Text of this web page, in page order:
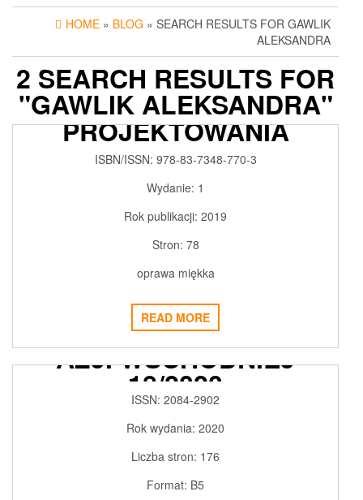
HOME » BLOG » SEARCH RESULTS FOR GAWLIK
ALEKSANDRA
2 SEARCH RESULTS FOR
"GAWLIK ALEKSANDRA"
PODSTAWY
KOMPUTEROWEGO
WSPOMAGANIA
PROJEKTOWANIA
INSTALACJI WODNO-
KANALIZACYJNYCH
ISBN/ISSN: 978-83-7348-770-3
Wydanie: 1
Rok publikacji: 2019
Stron: 78
oprawa miękka
READ MORE
GDAŃSKIE STUDIA
AZJI WSCHODNIEJ
18/2020
ISSN: 2084-2902
Rok wydania: 2020
Liczba stron: 176
Format: B5